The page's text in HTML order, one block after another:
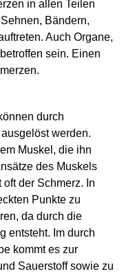
in allen Teilen
Bändern,
Auch Organe,
sein. Einen
durch
werden.
Muskel, die ihn
des Muskels
der Schmerz. In
Punkte zu
da durch die
entsteht. Im durch
kommt es zur
Sauerstoff sowie zu